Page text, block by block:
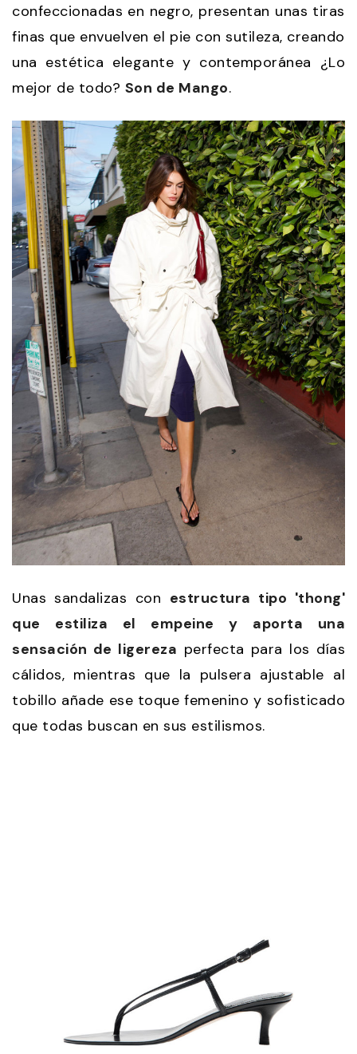
confeccionadas en negro, presentan unas tiras
finas que envuelven el pie con sutileza, creando
una estética elegante y contemporánea ¿Lo
mejor de todo? Son de Mango.
Unas sandalizas con estructura tipo 'thong'
que estiliza el empeine y aporta una
sensación de ligereza perfecta para los días
cálidos, mientras que la pulsera ajustable al
tobillo añade ese toque femenino y sofisticado
que todas buscan en sus estilismos.